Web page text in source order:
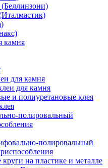
камня
для камня
для камня
и полиуретановые клея
полировальный
полировальный
на пластике и металле